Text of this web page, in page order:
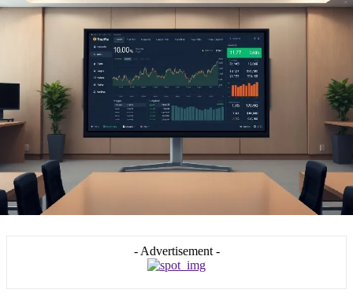
- Advertisement -